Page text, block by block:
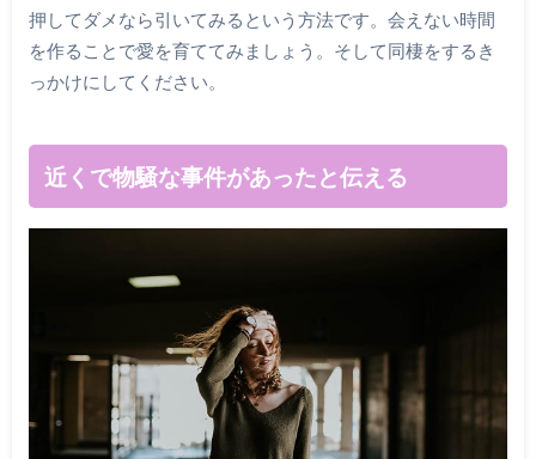
押してダメなら引いてみるという方法です。会えない時間
を作ることで愛を育ててみましょう。そして同棲をするき
っかけにしてください。
近くで物騒な事件があったと伝える